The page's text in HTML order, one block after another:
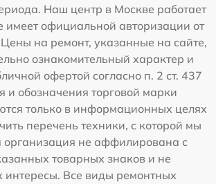
Наш центр в Москве работает
имеет официальной авторизации от
на ремонт, указанные на сайте,
ознакомительный характер и
офертой согласно п. 2 ст. 437
и обозначения торговой марки
только в информационных целях
перечень техники, с которой мы
не аффилирована с
товарных знаков и не
интересы. Все виды ремонтных